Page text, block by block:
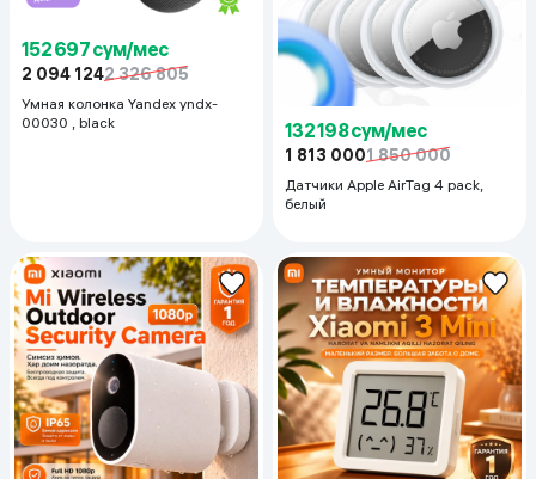
152 697 сум/мес
2 094 1242 326 805
Умная колонка Yandex yndx-
00030 , black
132 198 сум/мес
1 813 0001 850 000
Датчики Apple AirTag 4 pack,
белый